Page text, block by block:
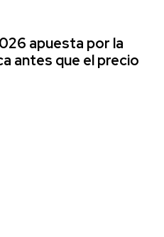
apuesta por la
antes que el precio